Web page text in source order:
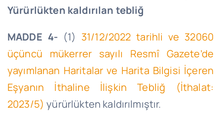
Yürürlükten kaldırılan tebliğ
MADDE 4-(1) 31/12/2022 tarihli ve 32060
üçüncü mükerrer sayılı Resmî Gazete’de
yayımlanan Haritalar ve Harita Bilgisi İçeren
Eşyanın İthaline İlişkin Tebliğ (İthalat:
2023/5) yürürlükten kaldırılmıştır.